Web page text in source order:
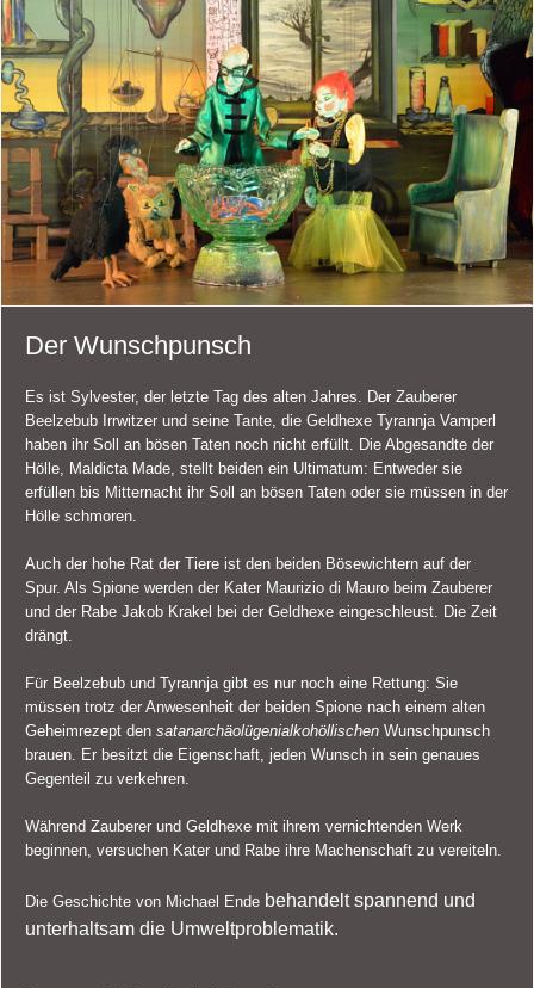
Der Wunschpunsch
Es ist Sylvester, der letzte Tag des alten Jahres. Der Zauberer
Beelzebub Irrwitzer und seine Tante, die Geldhexe Tyrannja Vamperl
haben ihr Soll an bösen Taten noch nicht erfüllt. Die Abgesandte der
Hölle, Maldicta Made, stellt beiden ein Ultimatum: Entweder sie
erfüllen bis Mitternacht ihr Soll an bösen Taten oder sie müssen in der
Hölle schmoren.
Auch der hohe Rat der Tiere ist den beiden Bösewichtern auf der
Spur. Als Spione werden der Kater Maurizio di Mauro beim Zauberer
und der Rabe Jakob Krakel bei der Geldhexe eingeschleust. Die Zeit
drängt.
Für Beelzebub und Tyrannja gibt es nur noch eine Rettung: Sie
müssen trotz der Anwesenheit der beiden Spione nach einem alten
Geheimrezept den satanarchäolügenialkohöllischen Wunschpunsch
brauen. Er besitzt die Eigenschaft, jeden Wunsch in sein genaues
Gegenteil zu verkehren.
Während Zauberer und Geldhexe mit ihrem vernichtenden Werk
beginnen, versuchen Kater und Rabe ihre Machenschaft zu vereiteln.
Die Geschichte von Michael Ende behandeltspannend und
unterhaltsam die Umweltproblematik.